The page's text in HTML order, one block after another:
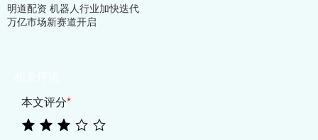
明道配资 机器人行业加快迭代
万亿市场新赛道开启
本文评分*